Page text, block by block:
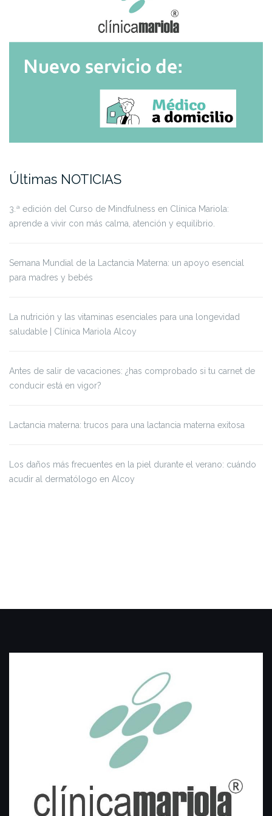
Últimas NOTICIAS
3.ª edición del Curso de Mindfulness en Clínica Mariola:
aprende a vivir con más calma, atención y equilibrio.
Semana Mundial de la Lactancia Materna: un apoyo esencial
para madres y bebés
La nutrición y las vitaminas esenciales para una longevidad
saludable | Clínica Mariola Alcoy
Antes de salir de vacaciones: ¿has comprobado si tu carnet de
conducir está en vigor?
Lactancia materna: trucos para una lactancia materna exitosa
Los daños más frecuentes en la piel durante el verano: cuándo
acudir al dermatólogo en Alcoy